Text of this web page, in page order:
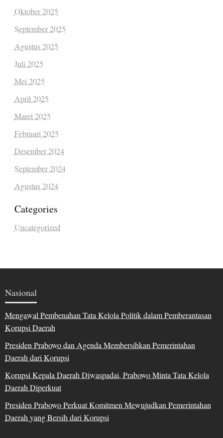
Oktober 2025
September 2025
Agustus 2025
Juli 2025
Mei 2025
April 2025
Maret 2025
Februari 2025
Desember 2024
September 2024
Agustus 2024
Categories
Uncategorized
Nasional
Mengawal Pembenahan Tata Kelola Politik dalam Pemberantasan
Korupsi Daerah
Presiden Prabowo dan Agenda Membersihkan Pemerintahan
Daerah dari Korupsi
Korupsi Kepala Daerah Diwaspadai, Prabowo Minta Tata Kelola
Daerah Diperkuat
Presiden Prabowo Perkuat Komitmen Mewujudkan Pemerintahan
Daerah yang Bersih dari Korupsi